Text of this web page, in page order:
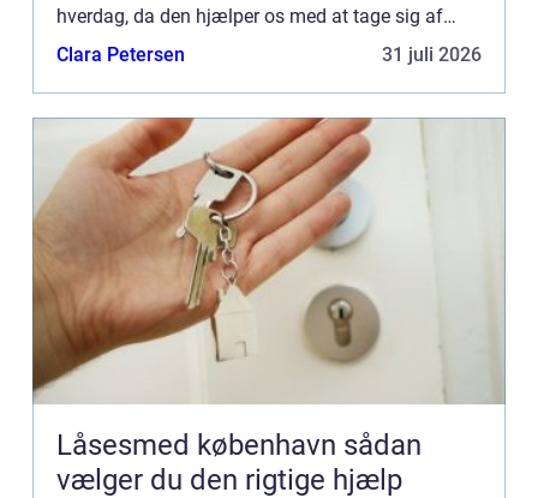
hverdag, da den hjælper os med at tage sig af
spildevand fra husholdninger og virksomheder. Et
Clara Petersen 31 juli 2026
Låsesmed københavn sådan
vælger du den rigtige hjælp